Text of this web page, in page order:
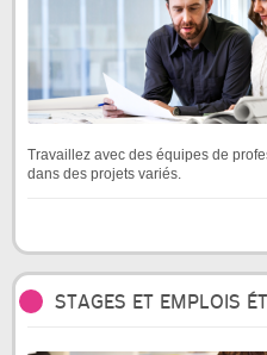
Travaillez avec des équipes de
dans des projets variés.
STAGES ET EMPLOIS